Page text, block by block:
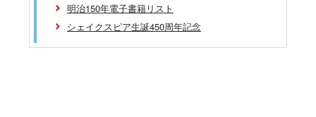
明治150年電子書籍リスト
シェイクスピア生誕450周年記念